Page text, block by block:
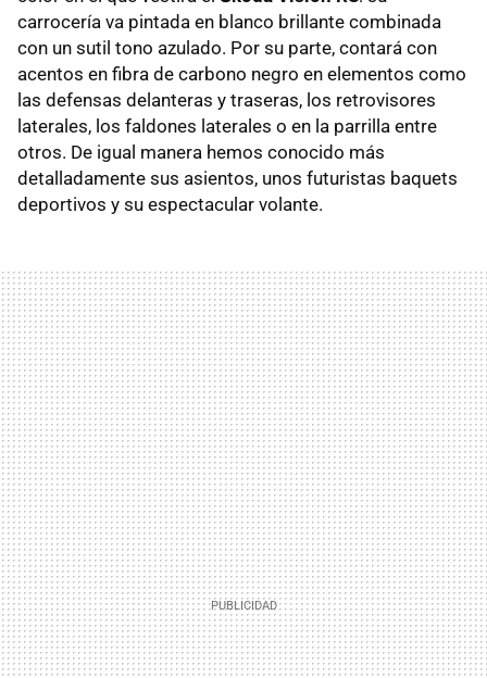
carrocería va pintada en blanco brillante combinada
con un sutil tono azulado. Por su parte, contará con
acentos en fibra de carbono negro en elementos como
las defensas delanteras y traseras, los retrovisores
laterales, los faldones laterales o en la parrilla entre
otros. De igual manera hemos conocido más
detalladamente sus asientos, unos futuristas baquets
deportivos y su espectacular volante.